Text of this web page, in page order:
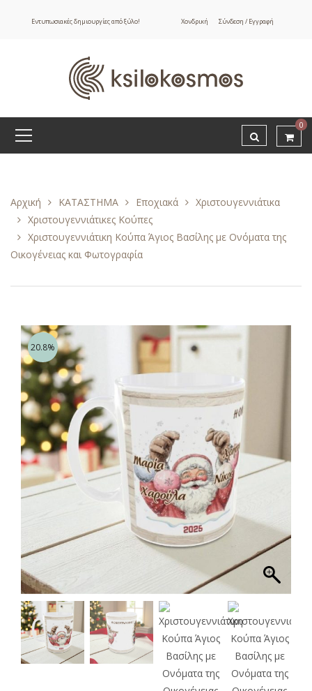
Εντυπωσιακές δημιουργίες από ξύλο! Χονδρική Σύνδεση / Εγγραφή
0
Αρχική ΚΑΤΑΣΤΗΜΑ Εποχιακά
Χριστουγεννιάτικα
Χριστουγεννιάτικες Κούπες
Χριστουγεννιάτικη Κούπα Άγιος Βασίλης με Ονόματα της
Οικογένειας και Φωτογραφία
20.8%